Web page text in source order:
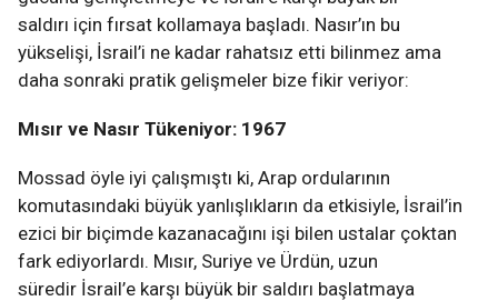
saldırı için fırsat kollamaya başladı. Nasır’ın bu
yükselişi, İsrail’i ne kadar rahatsız etti bilinmez ama
daha sonraki pratik gelişmeler bize fikir veriyor:
Mısır ve Nasır Tükeniyor: 1967
Mossad öyle iyi çalışmıştı ki, Arap ordularının
komutasındaki büyük yanlışlıkların da etkisiyle, İsrail’in
ezici bir biçimde kazanacağını işi bilen ustalar çoktan
fark ediyorlardı. Mısır, Suriye ve Ürdün, uzun
süredir İsrail’e karşı büyük bir saldırı başlatmaya